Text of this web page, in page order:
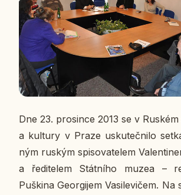
Dne 23. pro­sin­ce 2013 se v
a kul­tu­ry v Praze usku­teč­ni­lo
ným ruským spi­so­va­te­lem
a ře­di­te­lem Stát­ní­ho muzea –
Puški­na Ge­or­gi­jem Vasi­le­vi­čem.